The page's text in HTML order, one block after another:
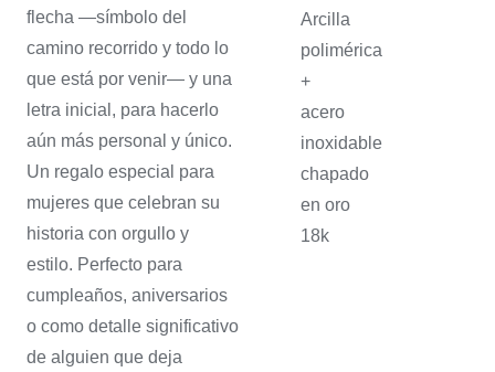
flecha —símbolo del
camino recorrido y todo lo
que está por venir— y una
letra inicial, para hacerlo
aún más personal y único.
Un regalo especial para
mujeres que celebran su
historia con orgullo y
estilo. Perfecto para
cumpleaños, aniversarios
o como detalle significativo
de alguien que deja
Arcilla
polimérica
+
acero
inoxidable
chapado
en oro
18k